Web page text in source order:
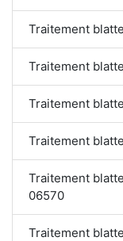
Traitement
Traitement
Traitement
Traitement
Traitement
06570
Traitement